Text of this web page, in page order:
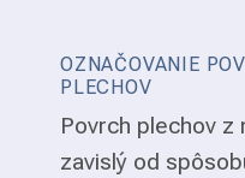
OZNAČOVANIE
PLECHOV
Povrch plechov z
zavislý od